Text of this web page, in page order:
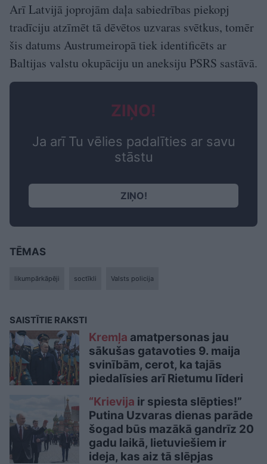
Arī Latvijā joprojām daļa sabiedrības piekopj
tradīciju atzīmēt tā dēvētos uzvaras svētkus, tomēr
šis datums Austrumeiropā tiek identificēts ar
Baltijas valstu okupāciju un aneksiju PSRS sastāvā.
ZIŅO!
Ja arī Tu vēlies padalīties ar savu
stāstu
ZIŅO!
TĒMAS
likumpārkāpēji soctīkli Valsts policija
SAISTĪTIE RAKSTI
Kremļa amatpersonas jau
sākušas gatavoties 9. maija
svinībām, cerot, ka tajās
piedalīsies arī Rietumu līderi
“Krievija ir spiesta slēpties!”
Putina Uzvaras dienas parāde
šogad būs mazākā gandrīz 20
gadu laikā, lietuviešiem ir
ideja, kas aiz tā slēpjas